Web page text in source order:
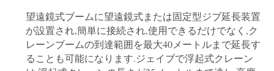
望遠鏡式ブームに望遠鏡式または固定型ジブ延長装置
が設置され,簡単に接続され,使用できるだけでなく,ク
レーンブームの到達範囲を最大40メートルまで延長す
ることも可能になります.ジェイブで浮起式クレーン